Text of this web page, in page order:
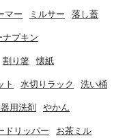
マー ミルサー 落し蓋
ナプキン
割り箸 懐紙
ト 水切りラック 洗い桶
用洗剤 やかん
ドリッパー お茶ミル